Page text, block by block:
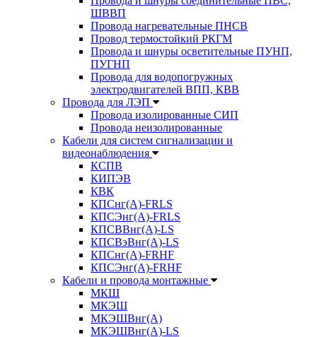
ШВВП
Провода нагревательные ПНСВ
Провод термостойкий РКГМ
Провода и шнуры осветительные ПУНП,
ПУГНП
Провода для водопогружных
электродвигателей ВПП, КВВ
Провода для ЛЭП
Провода изолированные СИП
Провода неизолированные
Кабели для систем сигнализации и
видеонаблюдения
КСПВ
КИПЭВ
КВК
КПСнг(А)-FRLS
КПСЭнг(А)-FRLS
КПСВВнг(А)-LS
КПСВэВнг(А)-LS
КПСнг(А)-FRHF
КПСЭнг(А)-FRHF
Кабели и провода монтажные
МКШ
МКЭШ
МКЭШВнг(А)
МКЭШВнг(А)-LS